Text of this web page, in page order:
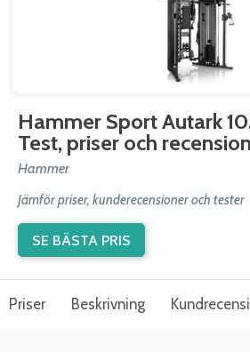
Hammer Sport Autark
Test, priser och
Hammer
Jämför priser, kunderecensioner och tester
SE BÄSTA PRIS
Priser Beskrivning